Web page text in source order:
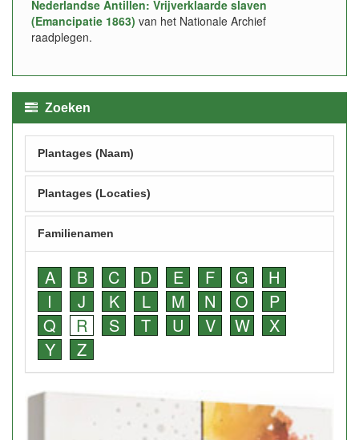
Nederlandse Antillen: Vrijverklaarde slaven
(Emancipatie 1863) van het Nationale Archief
raadplegen.
Zoeken
Plantages (Naam)
Plantages (Locaties)
Familienamen
A B C D E F G
H
I
J K L M N O
P
Q
R S T U V W
X
Y
Z